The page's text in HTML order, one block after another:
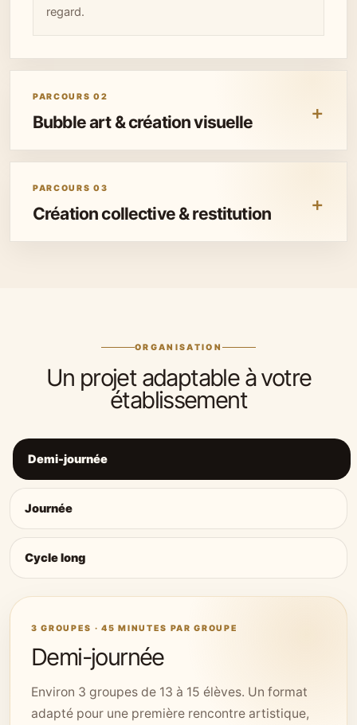
regard.
PARCOURS 02
Bubble art & création visuelle
PARCOURS 03
Création collective & restitution
ORGANISATION
Un projet adaptable à votre
établissement
Demi-journée
Journée
Cycle long
3 GROUPES · 45 MINUTES PAR GROUPE
Demi-journée
Environ 3 groupes de 13 à 15 élèves. Un format
adapté pour une première rencontre artistique,